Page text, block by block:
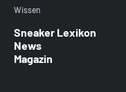
Wissen
Sneaker Lexikon
News
Magazin